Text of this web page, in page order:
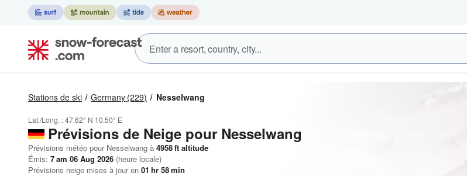
Stations de ski Germany (229) Nesselwang
Lat./Long. :47.62° N 10.50° E
Prévisions de Neige pour Nesselwang
Prévisions météo pour Nesselwang à 4958ft altitude
Émis: 7 am 06 Aug 2026 (heure locale)
Prévisions neige mises à jour en 01 hr 58min